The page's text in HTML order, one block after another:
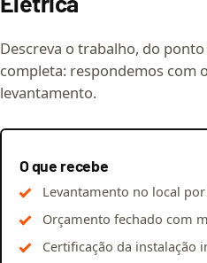
Descreva o trabalho, do
completa: respondemos com
levantamento.
O que recebe
Levantamento no local
Orçamento fechado com
Certificação da instalação